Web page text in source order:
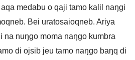
medabu o qaji tamo kalil naŋgi
Bei uratosaioqneb. Ariya
na nuŋgo moma naŋgo kumbra
di ojsib jeu tamo naŋgo baŋq di